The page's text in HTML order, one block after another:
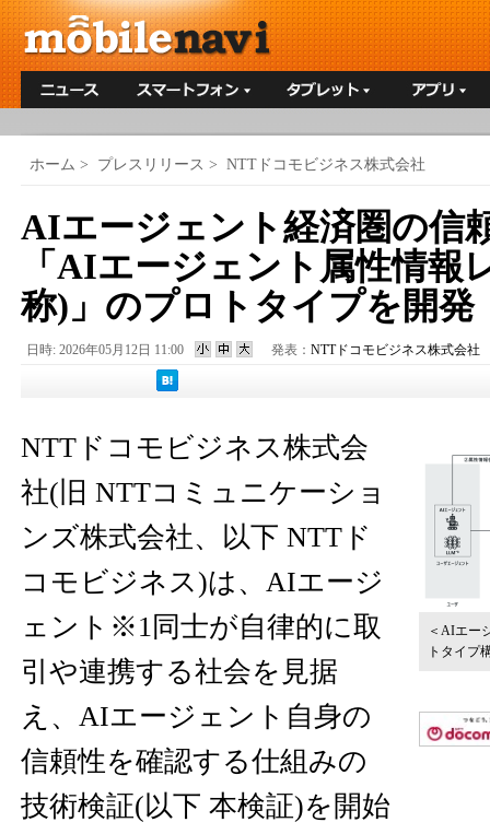
ホーム > プレスリリース > NTTドコモビジネス株式会社
AIエージェント経済圏の信
「AIエージェント属性情報
称)」のプロトタイプを開発
日時: 2026年05月12日 11:00 発表： NTTドコモビジネス株式会社
＜AIエー
トタイプ
NTTドコモビジネス株式会
社(旧 NTTコミュニケーショ
ンズ株式会社、以下 NTTド
コモビジネス)は、AIエージ
ェント※1同士が自律的に取
引や連携する社会を見据
え、AIエージェント自身の
信頼性を確認する仕組みの
技術検証(以下 本検証)を開始